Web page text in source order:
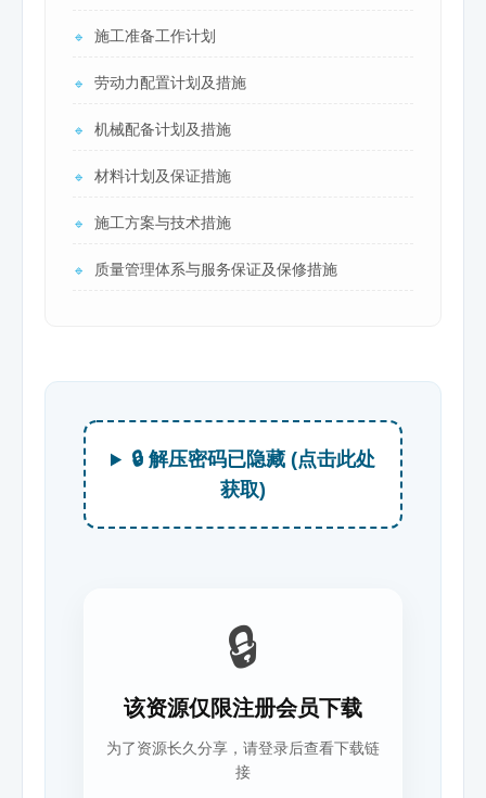
🔹 施工准备工作计划
🔹 劳动力配置计划及措施
🔹 机械配备计划及措施
🔹 材料计划及保证措施
🔹 施工方案与技术措施
🔹 质量管理体系与服务保证及保修措施
🔒 解压密码已隐藏 (点击此处
获取)
🔒
该资源仅限注册会员下载
为了资源长久分享，请登录后查看下载链
接